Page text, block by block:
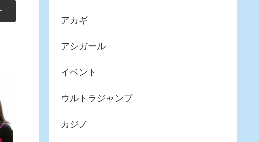
アカギ
アシガール
イベント
ウルトラジャンプ
カジノ